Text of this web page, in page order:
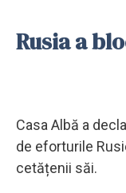
Rusia a
Casa Albă a
de eforturile
cetățenii săi.